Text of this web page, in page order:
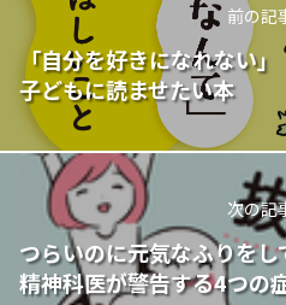
前の記
「自分を好きになれない
子どもに読ませたい本
次の記
つらいのに元気なふりを
精神科医が警告する4つの